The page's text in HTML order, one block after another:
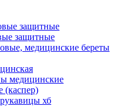
защитные
защитные
медицинские береты
медицинские
(каспер)
хб